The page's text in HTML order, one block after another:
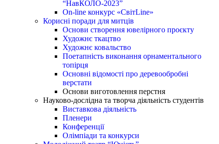
“НавКОЛО-2023”
On-line конкурс «СвітLine»
Корисні поради для митців
Основи створення ювелірного проєкту
Художнє ткацтво
Художнє ковальство
Поетапність виконання орнаментального
топірця
Основні відомості про деревообробні
верстати
Основи виготовлення перстня
Науково-дослідна та творча діяльність студентів
Виставкова діяльність
Пленери
Конференції
Олімпіади та конкурси